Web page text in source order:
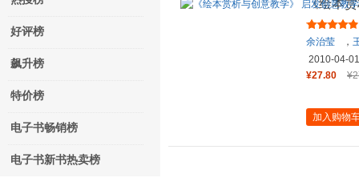
好评榜
飙升榜
特价榜
电子书畅销榜
电子书新书热卖榜
《绘本
书
余治莹 ，
2010-04-01
¥27.80
加入购物